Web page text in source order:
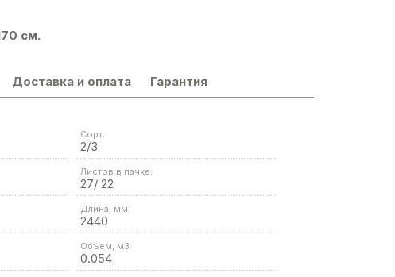
см.
Доставка и оплата Гарантия
Сорт:
2/3
Листов в пачке:
27/ 22
Длина, мм:
2440
Объем, м3:
0.054